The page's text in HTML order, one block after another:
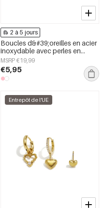
2 à 5 jours
Boucles d&#39;oreilles en acier
inoxydable avec perles en
forme de cœur, collection Daily
Simple, bijoux pour femmes
MSRP €19,99
€5,95
Entrepôt de l'UE